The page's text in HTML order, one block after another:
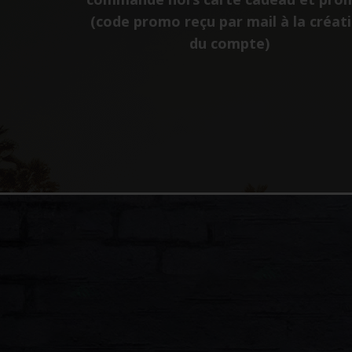
(code promo reçu par mail à la
du compte)